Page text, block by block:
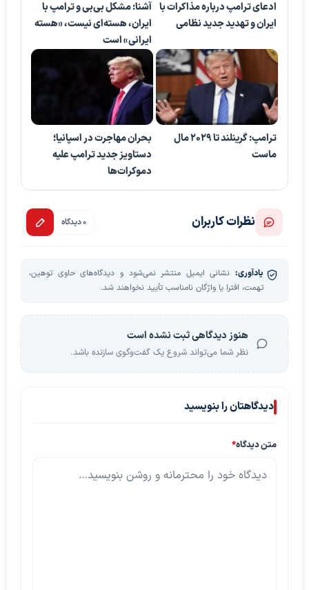
ادعای ترامپ درباره مذاکرات با
ایران و تهدید جدید نظامی
آشنا: مشکل بی‌بی‌ و ترامپ با
ایران، هسته‌ای نیست، «هسته
ایرانی» است
ترامپ: گرینلند تا ۲۰۲۹ مال
ماست
بحران مهاجرت در اسپانیا؛
دستاویز جدید ترامپ علیه
دموکرات‌ها
نظرات کاربران 0 دیدگاه
یادآوری: نشانی ایمیل منتشر نمی‌شود و دیدگاه‌های حاوی توهین،
تهمت، افترا یا واژگان نامناسب تأیید نخواهند شد.
هنوز دیدگاهی ثبت نشده است
نظر شما می‌تواند شروع یک گفت‌وگوی سازنده باشد.
دیدگاهتان را بنویسید
متن دیدگاه*